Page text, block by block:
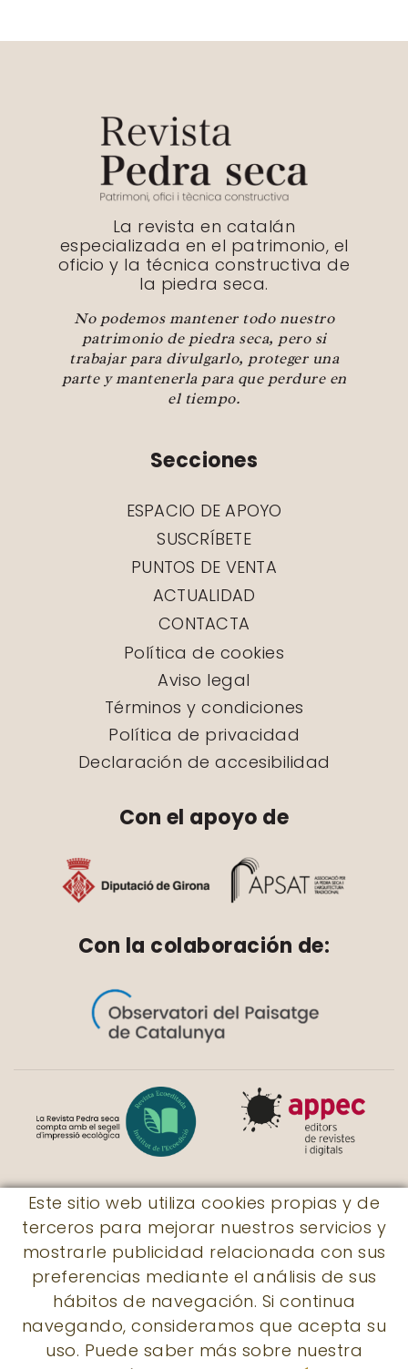
La revista en catalán
especializada en el patrimonio, el
oficio y la técnica constructiva de
la piedra seca.
No podemos mantener todo nuestro
patrimonio de piedra seca, pero si
trabajar para divulgarlo, proteger una
parte y mantenerla para que perdure en
el tiempo.
Secciones
ESPACIO DE APOYO
SUSCRÍBETE
PUNTOS DE VENTA
ACTUALIDAD
CONTACTA
Política de cookies
Aviso legal
Términos y condiciones
Política de privacidad
Declaración de accesibilidad
Con el apoyo de
Con la colaboración de:
© Revista Pedra seca
| Rossaleta, 7 17730 - Llers |
subscripcions@revistapedraseca.cat
|
605 931 056
Este sitio web utiliza cookies propias y de
terceros para mejorar nuestros servicios y
mostrarle publicidad relacionada con sus
preferencias mediante el análisis de sus
hábitos de navegación. Si continua
navegando, consideramos que acepta su
uso. Puede saber más sobre nuestra